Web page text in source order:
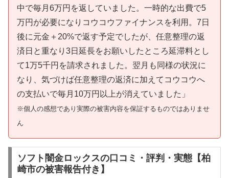
中で毎月6万円を返していました。一時的な出費で5
万円が必要になりコウコウファイナンスを利用。7日
後に元金＋20%で返す予定でしたが、任意整理の返
済日と重なり3日延長をお願いしたところ延滞料とし
て1万5千円を請求されました。翌月も同様の状況に
なり、気づけば任意整理の返済に加えてコウコウへ
の支払いで毎月10万円以上が消えていました」
※個人の感想であり実際の被害内容を保証するものではありませ
ん
ソフト闇金ロックスの口コミ・評判・実態【柏
崎市の被害報告付き】